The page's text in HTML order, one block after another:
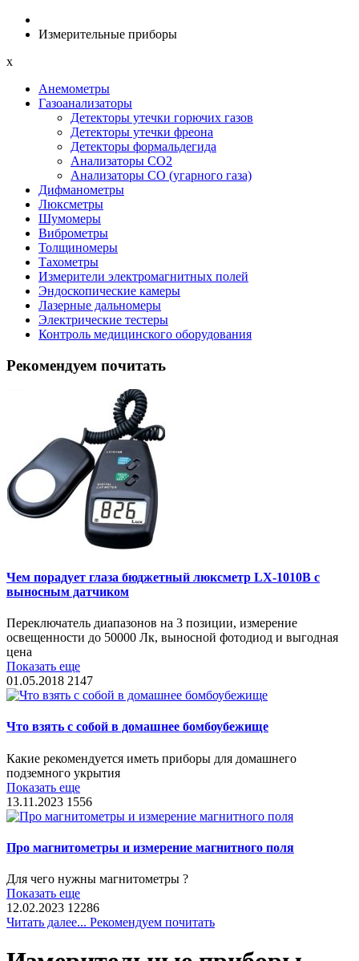
Измерительные приборы
x
Анемометры
Газоанализаторы
Детекторы утечки горючих газов
Детекторы утечки фреона
Детекторы формальдегида
Анализаторы CO2
Анализаторы CO (угарного газа)
Дифманометры
Люксметры
Шумомеры
Виброметры
Толщиномеры
Тахометры
Измерители электромагнитных полей
Эндоскопические камеры
Лазерные дальномеры
Электрические тестеры
Контроль медицинского оборудования
Рекомендуем почитать
Чем порадует глаза бюджетный люксметр LX-1010B с
выносным датчиком
Переключатель диапазонов на 3 позиции, измерение
освещенности до 50000 Лк, выносной фотодиод и выгодная
цена
Показать еще
01.05.2018 2147
Что взять с собой в домашнее бомбоубежище
Какие рекомендуется иметь приборы для домашнего
подземного укрытия
Показать еще
13.11.2023 1556
Про магнитометры и измерение магнитного поля
Для чего нужны магнитометры ?
Показать еще
12.02.2023 12286
Читать далее... Рекомендуем почитать